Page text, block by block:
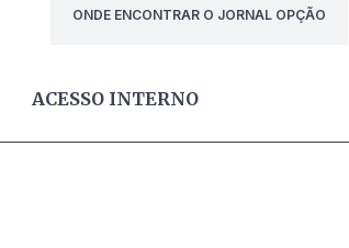
ONDE ENCONTRAR O JORNAL OPÇÃO
ACESSO INTERNO